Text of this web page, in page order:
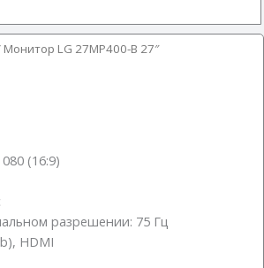
Монитор LG 27MP400-B 27″
(16:9)
разрешении: 75 Гц
HDMI